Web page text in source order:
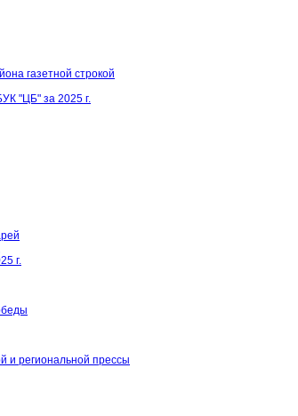
газетной строкой
"ЦБ" за 2025 г.
г.
и региональной прессы